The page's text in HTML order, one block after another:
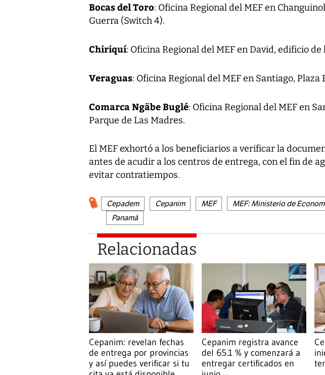
Bocas del Toro: Oficina Regional del MEF en
Guerra (Switch 4).
Chiriquí: Oficina Regional del MEF en David, edificio de
Veraguas: Oficina Regional del MEF en Santiago, Plaza
Comarca Ngäbe Buglé: Oficina Regional del MEF en
Parque de Las Madres.
El MEF exhortó a los beneficiarios a verificar la
antes de acudir a los centros de entrega, con el fin de
evitar contratiempos.
Cepadem Cepanim MEF MEF: Ministerio de
Panamá
Relacionadas
Cepanim: revelan fechas
de entrega por provincias
y así puedes verificar si tu
Cepanim registra avance
del 65.1 % y comenzará a
entregar certificados en